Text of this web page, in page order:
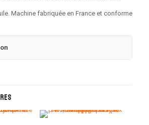
Machine fabriquée en France et conforme